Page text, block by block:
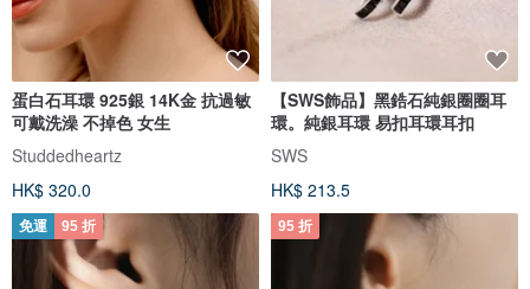
蛋白石耳環 925銀 14K金 抗過敏
可戴洗澡 不掉色 女生
Studdedheartz
HK$ 320.0
【SWS飾品】黑鋯石純銀圈圈耳
環。純銀耳環 易扣耳環耳扣
SWS
HK$ 213.5
免運 95 折 95 折